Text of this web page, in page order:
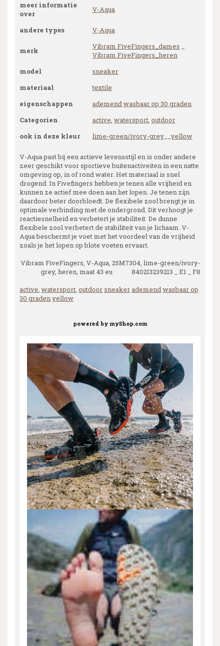
meer informatie
over
V-Aqua
andere types V-Aqua
merk Vibram FiveFingers_dames
Vibram FiveFingers_heren
model
sneaker
materiaal
textile
eigenschappen
ademendwasbaar op 30 graden
Categorien
active, watersport, outdoor
ook in deze kleur
lime-green/ivory-grey yellow
V-Aqua past bij een actieve levensstijl en is onder andere
zeer geschikt voor sportieve buitenactiveiten in een natte
omgeving op, in of rond water. Het materiaal is snel
drogend. In Fivefingers hebben je tenen alle vrijheid en
kunnen ze actief mee doen aan het lopen. Je tenen zijn
daardoor beter doorbloedt. De flexibele zool brengt je in
optimale verbinding met de ondergrond. Dit verhoogt je
reactiesnelheid en verbetert je stabiliteit. De dunne
flexibele zool verbetert de stabiliteit van je lichaam. V-
Aqua beschermt je voet met het voordeel van de vrijheid
zoals je het lopen op blote voeten ervaart.
Vibram FiveFingers, V-Aqua, 25M7304, lime-green/ivory-
grey, heren, maat 43 eu 840213239213 _ E1 _ F8
active, watersport, outdoorsneakerademendwasbaar op
30 gradenyellow
powered by myShop.com